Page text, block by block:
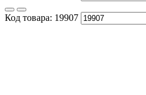
Код товара: 19907